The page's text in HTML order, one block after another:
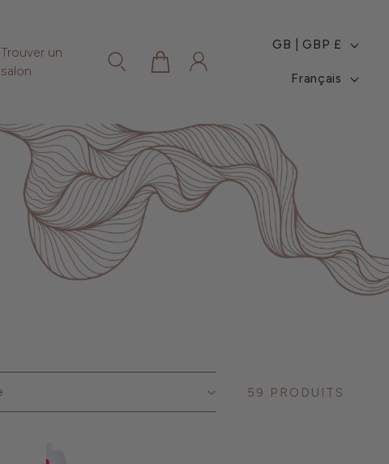
Trouver un
salon
PanierConnexion
P
S
/
R
É
G
GB | GBP £
L
G
U
E
Français
59 PRODUITS